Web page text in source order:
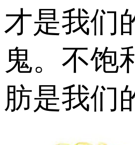
才是我们
鬼。不饱
肪是我们